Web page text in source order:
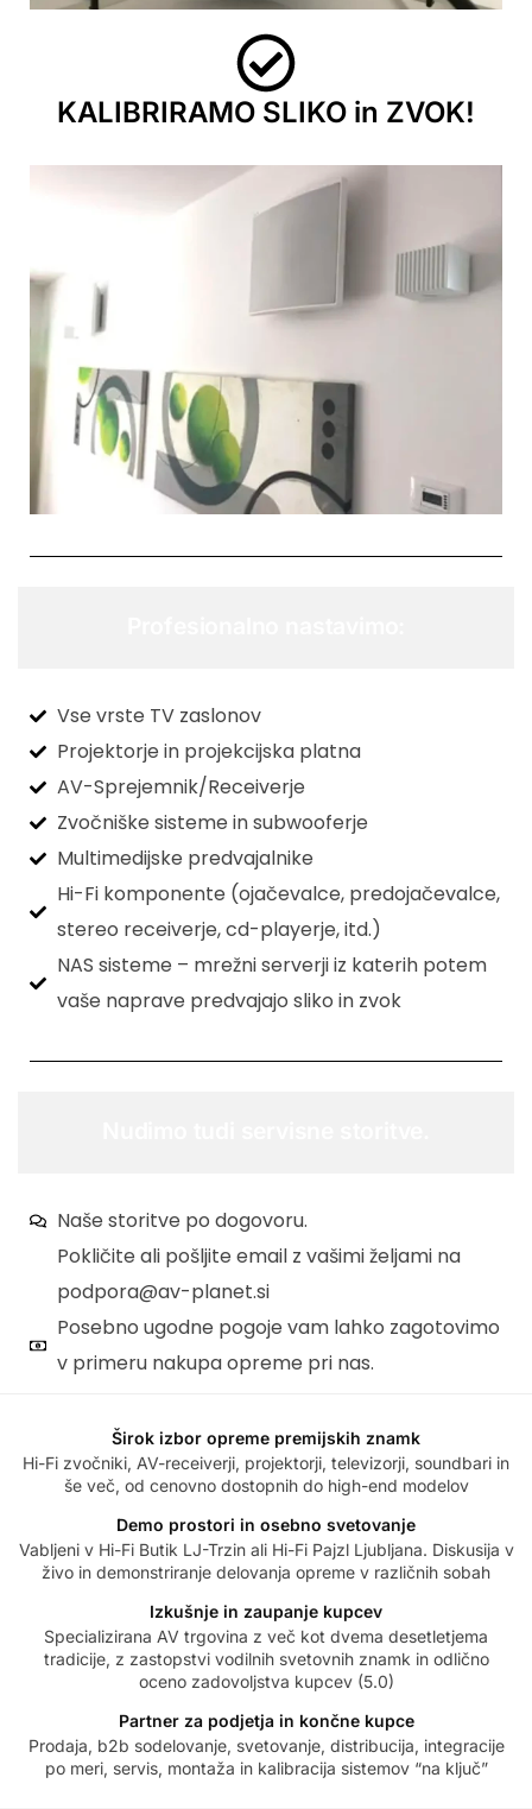
KALIBRIRAMO SLIKO in ZVOK!
Vse vrste TV zaslonov
Projektorje in projekcijska platna
AV-Sprejemnik/Receiverje
Zvočniške sisteme in subwooferje
Multimedijske predvajalnike
Hi-Fi komponente (ojačevalce, predojačevalce,
stereo receiverje, cd-playerje, itd.)
NAS sisteme – mrežni serverji iz katerih potem
vaše naprave predvajajo sliko in zvok
Naše storitve po dogovoru.
Pokličite ali pošljite email z vašimi željami na
podpora@av-planet.si
Posebno ugodne pogoje vam lahko zagotovimo
v primeru nakupa opreme pri nas.
Širok izbor opreme premijskih znamk
Hi-Fi zvočniki, AV-receiverji, projektorji, televizorji, soundbari in
še več, od cenovno dostopnih do high-end modelov
Demo prostori in osebno svetovanje
Vabljeni v Hi-Fi Butik LJ-Trzin ali Hi-Fi Pajzl Ljubljana. Diskusija v
živo in demonstriranje delovanja opreme v različnih sobah
Izkušnje in zaupanje kupcev
Specializirana AV trgovina z več kot dvema desetletjema
tradicije, z zastopstvi vodilnih svetovnih znamk in odlično
oceno zadovoljstva kupcev (5.0)
Partner za podjetja in končne kupce
Prodaja, b2b sodelovanje, svetovanje, distribucija, integracije
po meri, servis, montaža in kalibracija sistemov “na ključ”